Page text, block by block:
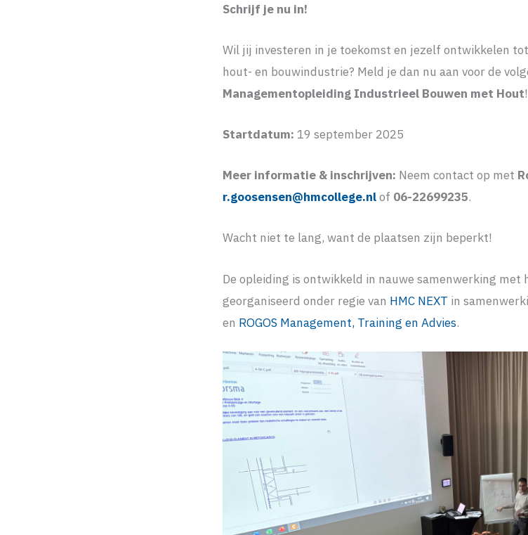
Schrijf je nu in!
Wil jij investeren in je toekomst en jezelf ontwikkelen
hout- en bouwindustrie? Meld je dan nu aan voor de
Managementopleiding Industrieel Bouwen met Hout!
Startdatum: 19 september 2025
Meer informatie & inschrijven: Neem contact op met
r.goosensen@hmcollege.nlof 06-22699235.
Wacht niet te lang, want de plaatsen zijn beperkt!
De opleiding is ontwikkeld in nauwe samenwerking
georganiseerd onder regie van HMC NEXT in
en ROGOS Management, Training en Advies.